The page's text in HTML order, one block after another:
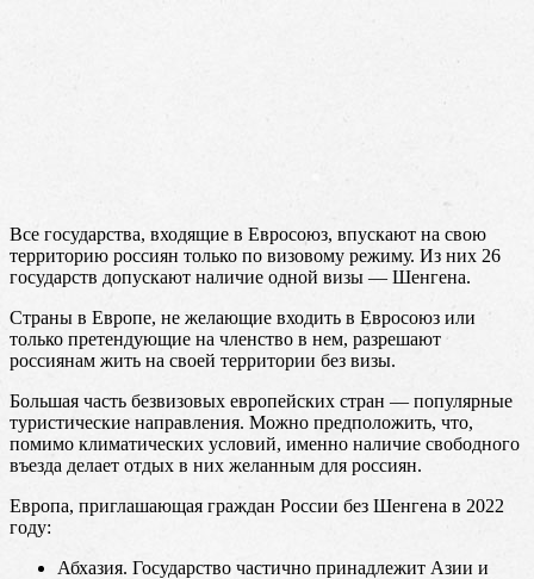
Все государства, входящие в Евросоюз, впускают на свою
территорию россиян только по визовому режиму. Из них 26
государств допускают наличие одной визы — Шенгена.
Страны в Европе, не желающие входить в Евросоюз или
только претендующие на членство в нем, разрешают
россиянам жить на своей территории без визы.
Большая часть безвизовых европейских стран — популярные
туристические направления. Можно предположить, что,
помимо климатических условий, именно наличие свободного
въезда делает отдых в них желанным для россиян.
Европа, приглашающая граждан России без Шенгена в 2022
году:
Абхазия. Государство частично принадлежит Азии и